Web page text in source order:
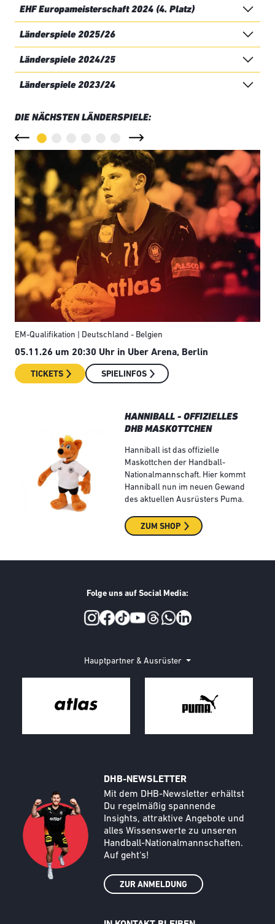
EHF Europameisterschaft 2024 (4. Platz)
Länderspiele 2025/26
Länderspiele 2024/25
Länderspiele 2023/24
DIE NÄCHSTEN LÄNDERSPIELE:
EM-Qualifikation | Deutschland - Belgien
05.11.26 um 20:30 Uhr in Uber Arena, Berlin
TICKETS SPIELINFOS
HANNIBALL - OFFIZIELLES
DHB MASKOTTCHEN
Hanniball ist das offizielle
Maskottchen der Handball-
Nationalmannschaft. Hier kommt
Hanniball nun im neuen Gewand
des aktuellen Ausrüsters Puma.
ZUM SHOP
Folge uns auf Social Media:
Hauptpartner & Ausrüster
DHB-NEWSLETTER
Text
Mit dem DHB-Newsletter erhältst
Du regelmäßig spannende
Insights, attraktive Angebote und
alles Wissenswerte zu unseren
Handball-Nationalmannschaften.
Auf geht‘s!
ZUR ANMELDUNG